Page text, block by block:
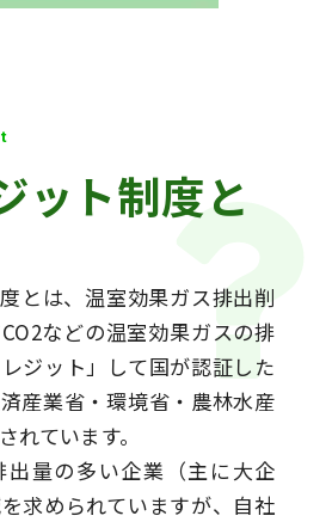
ット制度と
とは、温室効果ガス排出削
などの温室効果ガスの排
ジット」して国が認証した
産業省・環境省・農林水産
れています。
出量の多い企業（主に大企
求められていますが、自社